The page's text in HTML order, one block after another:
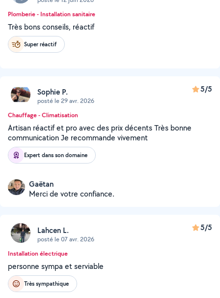
Plomberie - Installation sanitaire
Très bons conseils, réactif
Super réactif
Sophie P.
posté le 29 avr. 2026
5/5
Chauffage - Climatisation
Artisan réactif et pro avec des prix décents Très bonne
communication Je recommande vivement
Expert dans son domaine
Gaëtan
Merci de votre confiance.
Lahcen L.
posté le 07 avr. 2026
5/5
Installation électrique
personne sympa et serviable
Très sympathique